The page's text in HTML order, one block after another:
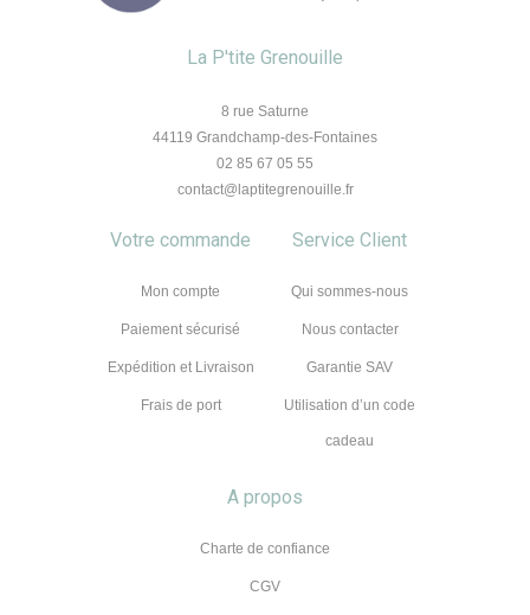
La P'tite Grenouille
8 rue Saturne
44119 Grandchamp-des-Fontaines
02 85 67 05 55
contact@laptitegrenouille.fr
Votre commande
Mon compte
Paiement sécurisé
Expédition et Livraison
Frais de port
Service Client
Qui sommes-nous
Nous contacter
Garantie SAV
Utilisation d’un code
cadeau
A propos
Charte de confiance
CGV